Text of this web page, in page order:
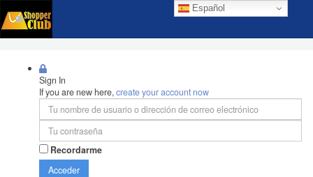
Español
Sign In
If you are new here,create your account now
Recordarme
Acceder